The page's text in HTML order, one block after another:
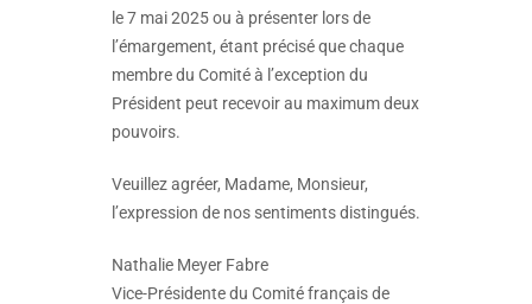
le 7 mai 2025 ou à présenter lors de
l’émargement, étant précisé que chaque
membre du Comité à l’exception du
Président peut recevoir au maximum deux
pouvoirs.
Veuillez agréer, Madame, Monsieur,
l’expression de nos sentiments distingués.
Nathalie Meyer Fabre
Vice-Présidente du Comité français de